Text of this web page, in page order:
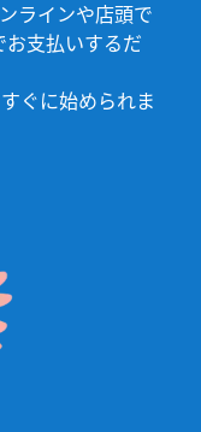
ラインや店頭で
支払いするだ
ぐに始められま